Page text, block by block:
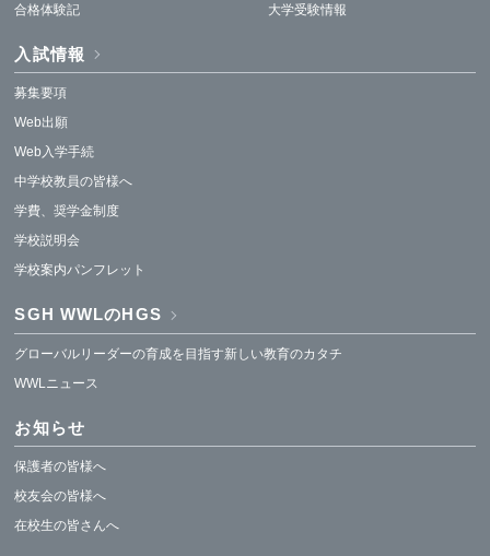
合格体験記
大学受験情報
入試情報
募集要項
Web出願
Web入学手続
中学校教員の皆様へ
学費、奨学金制度
学校説明会
学校案内パンフレット
SGH WWLのHGS
グローバルリーダーの育成を目指す新しい教育のカタチ
WWLニュース
お知らせ
保護者の皆様へ
校友会の皆様へ
在校生の皆さんへ